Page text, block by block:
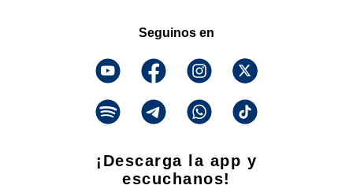
Seguinos en
¡Descarga la app y
escuchanos!